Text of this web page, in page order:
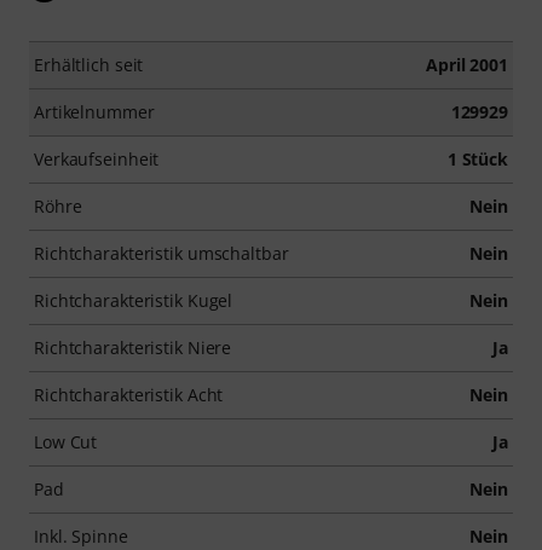
Erhältlich seit April 2001
Artikelnummer 129929
Verkaufseinheit 1 Stück
Röhre Nein
Richtcharakteristik umschaltbar Nein
Richtcharakteristik Kugel Nein
Richtcharakteristik Niere Ja
Richtcharakteristik Acht Nein
Low Cut Ja
Pad Nein
Inkl. Spinne Nein